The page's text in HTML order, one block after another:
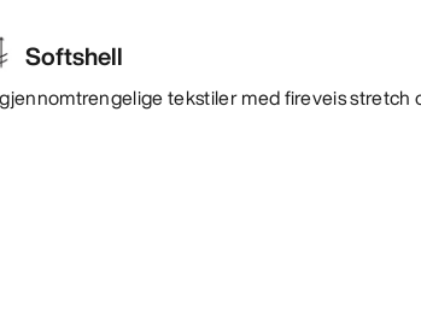
Softshell
tekstiler med fireveis stretch